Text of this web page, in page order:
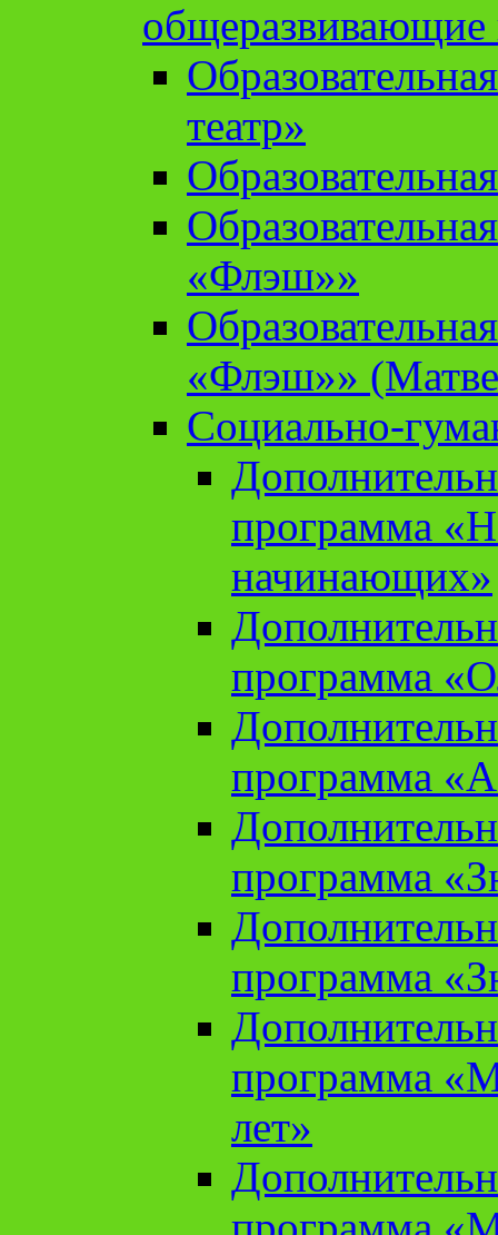
театр»
«Флэш»»
«Флэш»»
Социально-
программа
начинающих»
программа
программа
программа
программа
программа
лет»